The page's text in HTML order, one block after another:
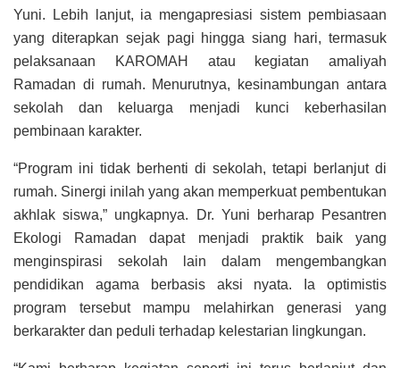
Yuni. Lebih lanjut, ia mengapresiasi sistem pembiasaan
yang diterapkan sejak pagi hingga siang hari, termasuk
pelaksanaan KAROMAH atau kegiatan amaliyah
Ramadan di rumah. Menurutnya, kesinambungan antara
sekolah dan keluarga menjadi kunci keberhasilan
pembinaan karakter.
“Program ini tidak berhenti di sekolah, tetapi berlanjut di
rumah. Sinergi inilah yang akan memperkuat pembentukan
akhlak siswa,” ungkapnya. Dr. Yuni berharap Pesantren
Ekologi Ramadan dapat menjadi praktik baik yang
menginspirasi sekolah lain dalam mengembangkan
pendidikan agama berbasis aksi nyata. Ia optimistis
program tersebut mampu melahirkan generasi yang
berkarakter dan peduli terhadap kelestarian lingkungan.